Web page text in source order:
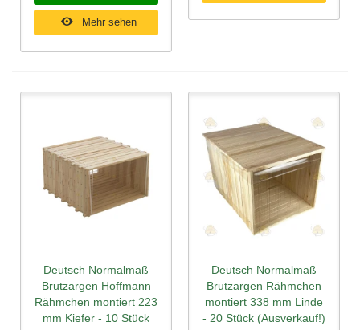
Mehr sehen
Deutsch Normalmaß
Brutzargen Hoffmann
Rähmchen montiert 223
mm Kiefer - 10 Stück
Deutsch Normalmaß
Brutzargen Rähmchen
montiert 338 mm Linde
- 20 Stück (Ausverkauf!)